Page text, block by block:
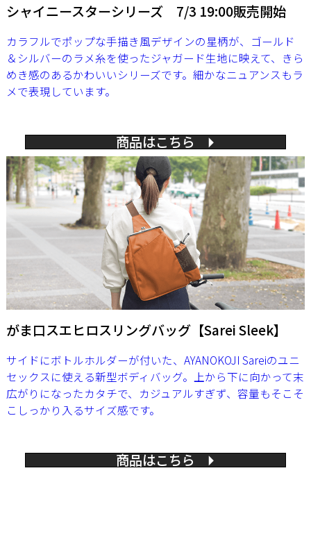
シャイニースターシリーズ 7/3 19:00販売開始
カラフルでポップな手描き風デザインの星柄が、ゴールド
＆シルバーのラメ糸を使ったジャガード生地に映えて、きら
めき感のあるかわいいシリーズです。細かなニュアンスもラ
メで表現しています。
商品はこちら
がま口スエヒロスリングバッグ【Sarei Sleek】
サイドにボトルホルダーが付いた、AYANOKOJI Sareiのユニ
セックスに使える新型ボディバッグ。上から下に向かって末
広がりになったカタチで、カジュアルすぎず、容量もそこそ
こしっかり入るサイズ感です。
商品はこちら